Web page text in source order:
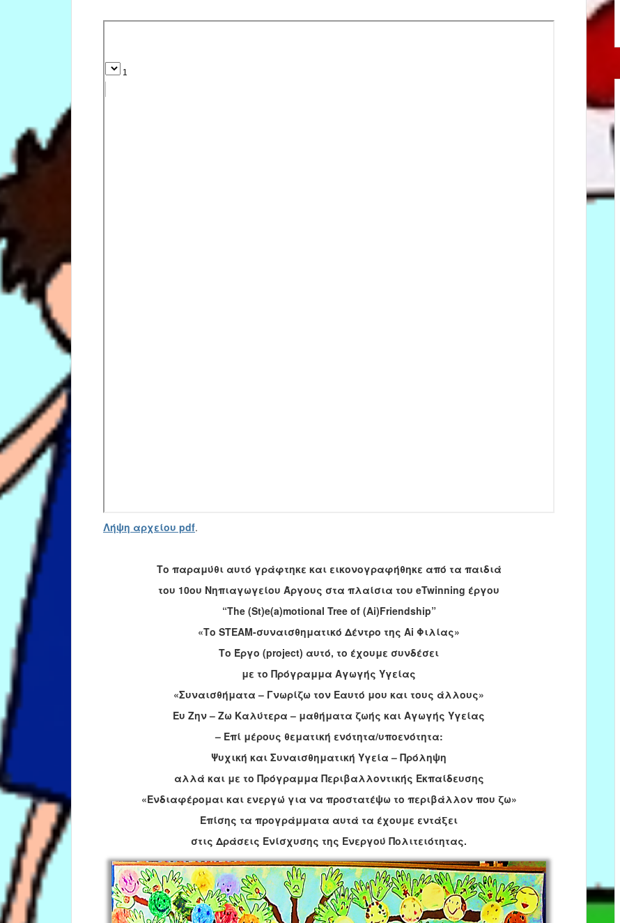
Λήψη αρχείου pdf.
Το παραμύθι αυτό γράφτηκε και εικονογραφήθηκε από τα παιδιά
του 10ου Νηπιαγωγείου Άργους στα πλαίσια του eTwinning έργου
“The (St)e(a)motional Tree of (Ai)Friendship”
«Το STEAM-συναισθηματικό Δέντρο της Ai Φιλίας»
Το Έργο (project) αυτό, το έχουμε συνδέσει
με το Πρόγραμμα Αγωγής Υγείας
«Συναισθήματα – Γνωρίζω τον Εαυτό μου και τους άλλους»
Ευ Ζην – Ζω Καλύτερα – μαθήματα ζωής και Αγωγής Υγείας
– Επί μέρους θεματική ενότητα/υποενότητα:
Ψυχική και Συναισθηματική Υγεία – Πρόληψη
αλλά και με το Πρόγραμμα Περιβαλλοντικής Εκπαίδευσης
«Ενδιαφέρομαι και ενεργώ για να προστατέψω το περιβάλλον που ζω»
Επίσης τα προγράμματα αυτά τα έχουμε εντάξει
στις Δράσεις Ενίσχυσης της Ενεργού Πολιτειότητας.